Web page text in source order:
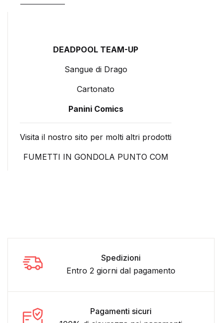
DEADPOOL TEAM-UP
Sangue di Drago
Cartonato
Panini Comics
Visita il nostro sito per molti altri prodotti
FUMETTI IN GONDOLA PUNTO COM
Spedizioni
Entro 2 giorni dal pagamento
Pagamenti sicuri